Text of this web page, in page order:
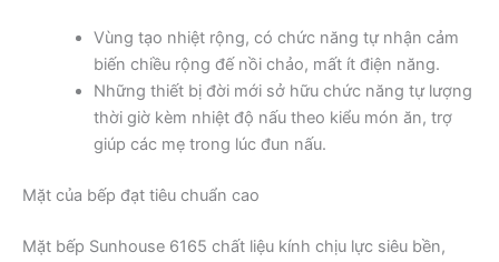
Vùng tạo nhiệt rộng, có chức năng tự nhận cảm
biến chiều rộng đế nồi chảo, mất ít điện năng.
Những thiết bị đời mới sở hữu chức năng tự lượng
thời giờ kèm nhiệt độ nấu theo kiểu món ăn, trợ
giúp các mẹ trong lúc đun nấu.
Mặt của bếp đạt tiêu chuẩn cao
Mặt bếp Sunhouse 6165 chất liệu kính chịu lực siêu bền,